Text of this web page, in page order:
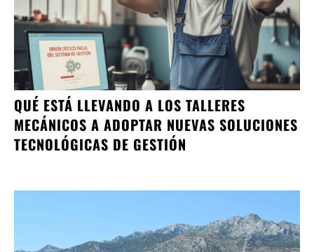
QUÉ ESTÁ LLEVANDO A LOS TALLERES
MECÁNICOS A ADOPTAR NUEVAS SOLUCIONES
TECNOLÓGICAS DE GESTIÓN